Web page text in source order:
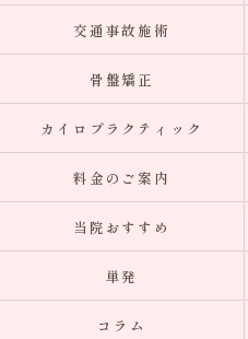
交通事故施術
骨盤矯正
カイロプラクティック
料金のご案内
当院おすすめ
単発
コラム